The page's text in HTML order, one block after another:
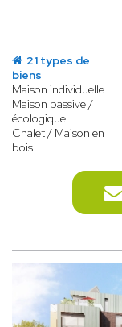
21 types de
biens
Maison individuelle
Maison passive /
écologique
Chalet / Maison en
bois